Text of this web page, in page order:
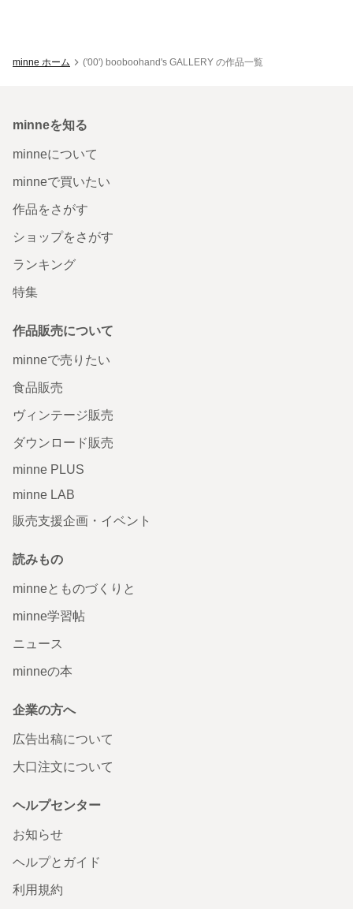
minne ホーム ('00') booboohand's GALLERY の作品一覧
minneを知る
minneについて
minneで買いたい
作品をさがす
ショップをさがす
ランキング
特集
作品販売について
minneで売りたい
食品販売
ヴィンテージ販売
ダウンロード販売
minne PLUS
minne LAB
販売支援企画・イベント
読みもの
minneとものづくりと
minne学習帖
ニュース
minneの本
企業の方へ
広告出稿について
大口注文について
ヘルプセンター
お知らせ
ヘルプとガイド
利用規約